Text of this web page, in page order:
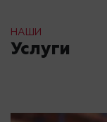
НАШИ
Услуги